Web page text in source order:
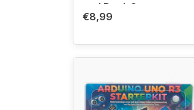
und Dual-Core-
Prozessor
€8,99